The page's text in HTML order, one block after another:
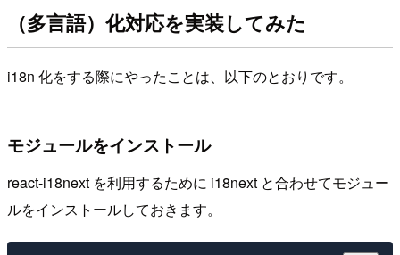
（多言語）化対応を実装してみた
i18n 化をする際にやったことは、以下のとおりです。
モジュールをインストール
react-i18next を利用するために i18next と合わせてモジュー
ルをインストールしておきます。